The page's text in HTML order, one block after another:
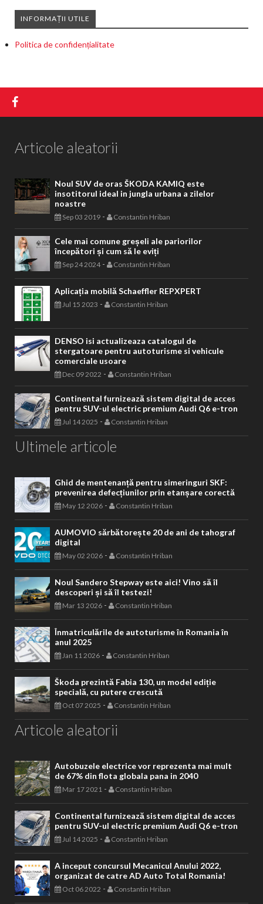
INFORMAȚII UTILE
Politica de confidențialitate
Articole aleatorii
Noul SUV de oras ŠKODA KAMIQ este
insotitorul ideal in jungla urbana a zilelor
noastre
Sep 03 2019 - Constantin Hriban
Cele mai comune greșeli ale pariorilor
începători și cum să le eviți
Sep 24 2024- Constantin Hriban
Aplicația mobilă Schaeffler REPXPERT
Jul 15 2023 - Constantin Hriban
DENSO isi actualizeaza catalogul de
stergatoare pentru autoturisme si vehicule
comerciale usoare
Dec 09 2022 - Constantin Hriban
Continental furnizează sistem digital de acces
pentru SUV-ul electric premium Audi Q6 e-tron
Jul 14 2025 - Constantin Hriban
Ultimele articole
Ghid de mentenanță pentru simeringuri SKF:
prevenirea defecțiunilor prin etanșare corectă
May 12 2026 - Constantin Hriban
AUMOVIO sărbătorește 20 de ani de tahograf
digital
May 02 2026 - Constantin Hriban
Noul Sandero Stepway este aici! Vino să îl
descoperi și să îl testezi!
Mar 13 2026 - Constantin Hriban
Înmatriculările de autoturisme în Romania în
anul 2025
Jan 11 2026 - Constantin Hriban
Škoda prezintă Fabia 130, un model ediție
specială, cu putere crescută
Oct 07 2025 - Constantin Hriban
Articole aleatorii
Autobuzele electrice vor reprezenta mai mult
de 67% din flota globala pana in 2040
Mar 17 2021 - Constantin Hriban
Continental furnizează sistem digital de acces
pentru SUV-ul electric premium Audi Q6 e-tron
Jul 14 2025 - Constantin Hriban
A inceput concursul Mecanicul Anului 2022,
organizat de catre AD Auto Total Romania!
Oct 06 2022 - Constantin Hriban